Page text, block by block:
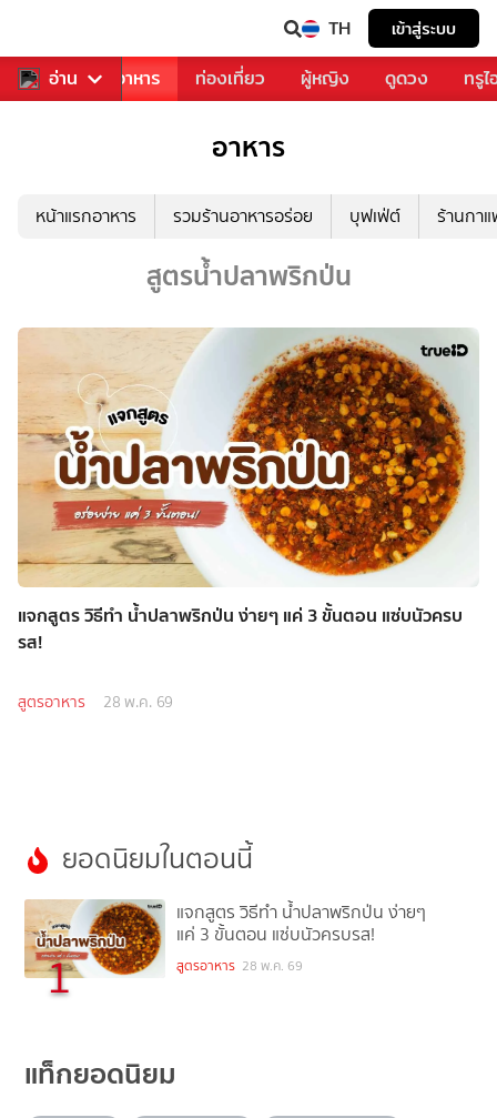
TH เข้าสู่ระบบ
อ่าน
การเพลง อาหาร ท่องเที่ยว ผู้หญิง ดูดวง ทรู
อาหาร
หน้าแรกอาหาร รวมร้านอาหารอร่อย บุฟเฟ่ต์ ร้านกา
สูตรน้ำปลาพริกป่น
แจกสูตร วิธีทำ น้ำปลาพริกป่น ง่ายๆ แค่ 3 ขั้นตอน แซ่บนัวครบ
รส!
สูตรอาหาร 28 พ.ค. 69
ยอดนิยมในตอนนี้
1
แจกสูตร วิธีทำ น้ำปลาพริกป่น ง่ายๆ
แค่ 3 ขั้นตอน แซ่บนัวครบรส!
สูตรอาหาร 28 พ.ค. 69
แท็กยอดนิยม